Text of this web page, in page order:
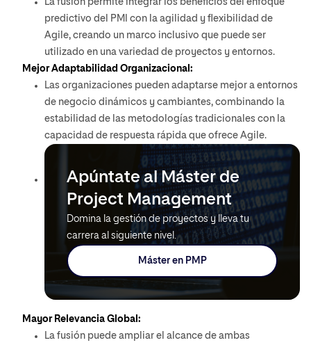
La fusión permite integrar los beneficios del enfoque
predictivo del PMI con la agilidad y flexibilidad de
Agile, creando un marco inclusivo que puede ser
utilizado en una variedad de proyectos y entornos.
Mejor Adaptabilidad Organizacional:
Las organizaciones pueden adaptarse mejor a entornos
de negocio dinámicos y cambiantes, combinando la
estabilidad de las metodologías tradicionales con la
capacidad de respuesta rápida que ofrece Agile.
Apúntate al Máster de
Project Management
Domina la gestión de proyectos y lleva tu
carrera al siguiente nivel.
Máster en PMP
Mayor Relevancia Global:
La fusión puede ampliar el alcance de ambas